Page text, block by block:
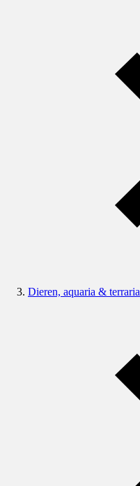
Dieren, aquaria & terraria